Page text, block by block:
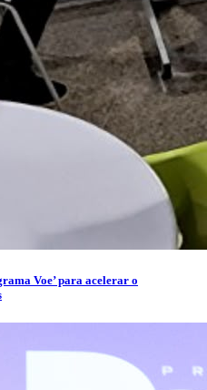
Voe’ para acelerar o